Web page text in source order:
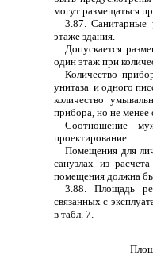
могут размещаться
3.87. Санитарные
этаже здания.
Допускается раз
один этаж при
Количество пр
унитаза и одного
количество
прибора, но не менее
Соотношение
проектирование.
Помещения для л
санузлах из
помещения должна
3.88. Площадь ре
связанных с
в табл . 7.
Пло